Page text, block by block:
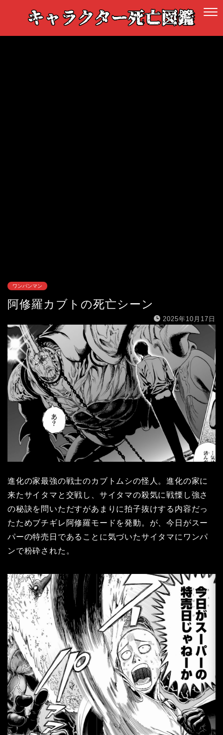
ワンパンマン
阿修羅カブトの死亡シーン
2025年10月17日
進化の家最強の戦士のカブトムシの怪人。進化の家に
来たサイタマと交戦し、サイタマの殺気に戦慄し強さ
の秘訣を問いただすがあまりに拍子抜けする内容だっ
たためブチギレ阿修羅モードを発動。が、今日がスー
パーの特売日であることに気づいたサイタマにワンパ
ンで粉砕された。